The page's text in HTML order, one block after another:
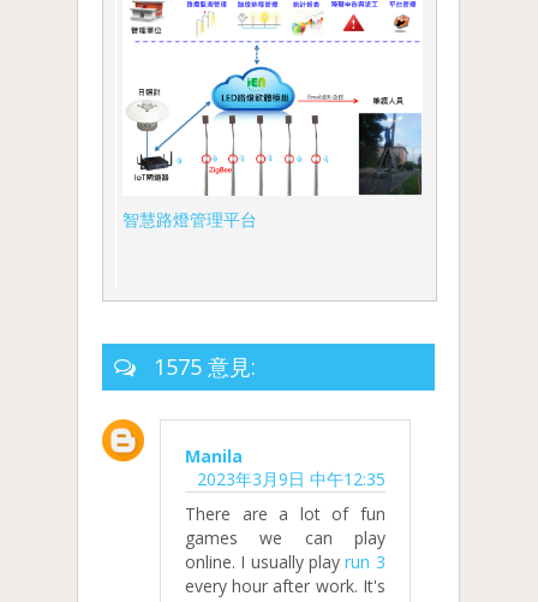
智慧路燈管理平台
1575 意見:
Manila
2023年3月9日 中午12:35
There are a lot of fun
games we can play
online. I usually playrun 3
every hour after work. It's